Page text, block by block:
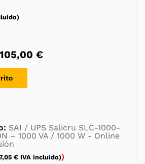
€
SAI / UPS Salicru SLC-1000-
– 1000 VA / 1000 W - Online
€ IVA incluido))